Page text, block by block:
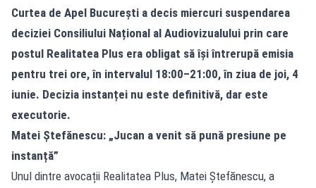
Curtea de Apel București a decis miercuri suspendarea
deciziei Consiliului Național al Audiovizualului prin care
postul Realitatea Plus era obligat să își întrerupă emisia
pentru trei ore, în intervalul 18:00–21:00, în ziua de joi, 4
iunie. Decizia instanței nu este definitivă, dar este
executorie.
Matei Ștefănescu: „Jucan a venit să pună presiune pe
instanță”
Unul dintre avocații Realitatea Plus, Matei Ștefănescu, a